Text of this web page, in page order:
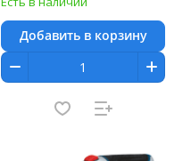
Добавить в корзину